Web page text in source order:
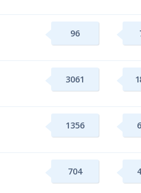
96
3061
1356
704